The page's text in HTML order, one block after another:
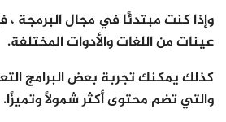
وإذا كنت مبتدئًا في مجال البرمجة
عينات من اللغات والأدوات المختلفة.
كذلك يمكنك تجربة بعض البرامج
والتي تضم محتوى أكثر شمولاً وتميزًا.